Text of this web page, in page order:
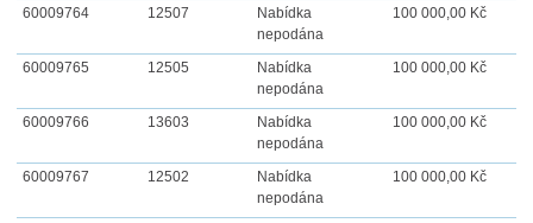
60009764 12507
Nabídka
nepodána
100 000,00 Kč
60009765 12505
Nabídka
nepodána
100 000,00 Kč
60009766 13603
Nabídka
nepodána
100 000,00 Kč
60009767 12502
Nabídka
nepodána
100 000,00 Kč